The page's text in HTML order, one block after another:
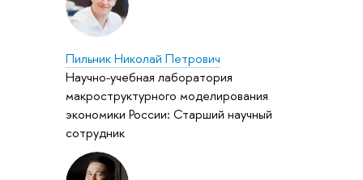
Пильник Николай Петрович
Научно-учебная лаборатория
макроструктурного моделирования
экономики России: Старший научный
сотрудник